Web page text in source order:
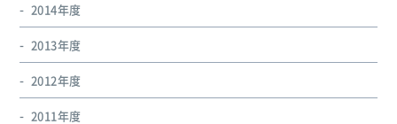
2014年度
2013年度
2012年度
2011年度